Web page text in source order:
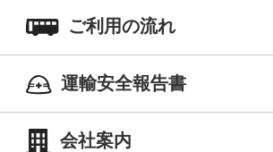
ご利用の流れ
運輸安全報告書
会社案内